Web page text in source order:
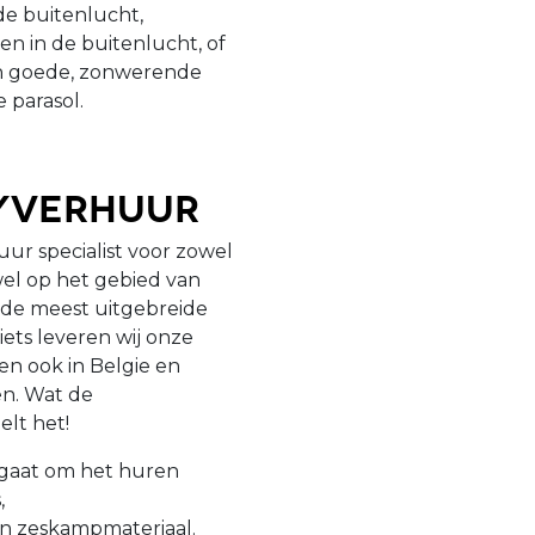
buitenlucht,
in de buitenlucht, of
goede, zonwerende
parasol.
specialist voor zowel
op het gebied van
meest uitgebreide
leveren wij onze
ook in Belgie en
Wat de
het!
om het huren
zeskampmateriaal.